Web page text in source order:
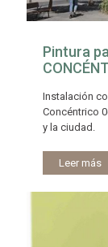
Pintura
Instalación
Concéntrico
y la ciudad.
Leer más